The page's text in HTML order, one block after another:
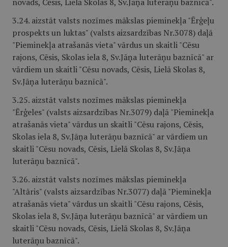
3.24. aizstāt valsts nozīmes mākslas pieminekļa "Ērģeļu
prospekts un luktas" (valsts aizsardzības Nr.3078) daļā
"Pieminekļa atrašanās vieta" vārdus un skaitli "Cēsu
rajons, Cēsis, Skolas iela 8, Sv.Jāņa luterāņu baznīcā" ar
vārdiem un skaitli "Cēsu novads, Cēsis, Lielā Skolas 8,
Sv.Jāņa luterāņu baznīcā".
3.25. aizstāt valsts nozīmes mākslas pieminekļa
"Ērģeles" (valsts aizsardzības Nr.3079) daļā "Pieminekļa
atrašanās vieta" vārdus un skaitli "Cēsu rajons, Cēsis,
Skolas iela 8, Sv.Jāņa luterāņu baznīcā" ar vārdiem un
skaitli "Cēsu novads, Cēsis, Lielā Skolas 8, Sv.Jāņa
luterāņu baznīcā".
3.26. aizstāt valsts nozīmes mākslas pieminekļa
"Altāris" (valsts aizsardzības Nr.3077) daļā "Pieminekļa
atrašanās vieta" vārdus un skaitli "Cēsu rajons, Cēsis,
Skolas iela 8, Sv.Jāņa luterāņu baznīcā" ar vārdiem un
skaitli "Cēsu novads, Cēsis, Lielā Skolas 8, Sv.Jāņa
luterāņu baznīcā".